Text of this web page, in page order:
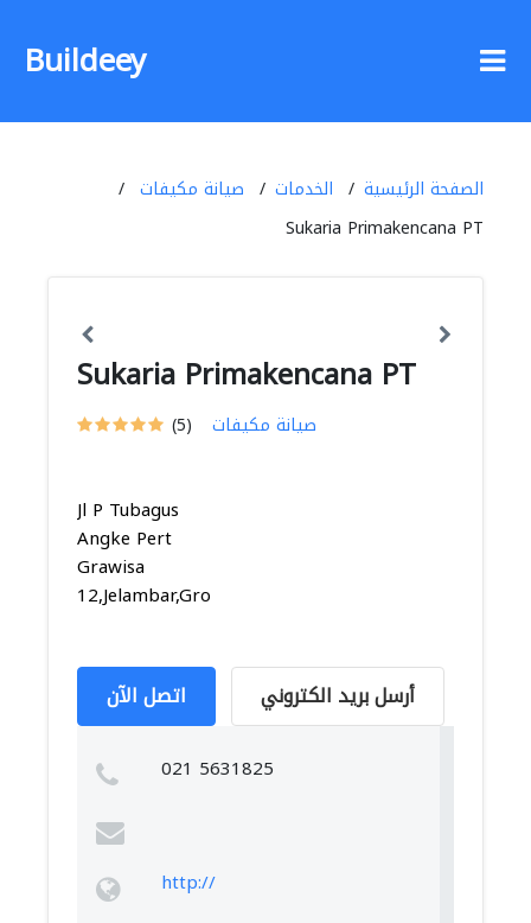
Buildeey
الصفحة الرئيسية الخدمات
صيانة مكيفات
Sukaria Primakencana PT
Sukaria Primakencana PT
(5) صيانة مكيفات
Jl P Tubagus
Angke Pert
Grawisa
12,Jelambar,Grogol...
اتصل الآن أرسل بريد الكتروني
021 5631825
http://